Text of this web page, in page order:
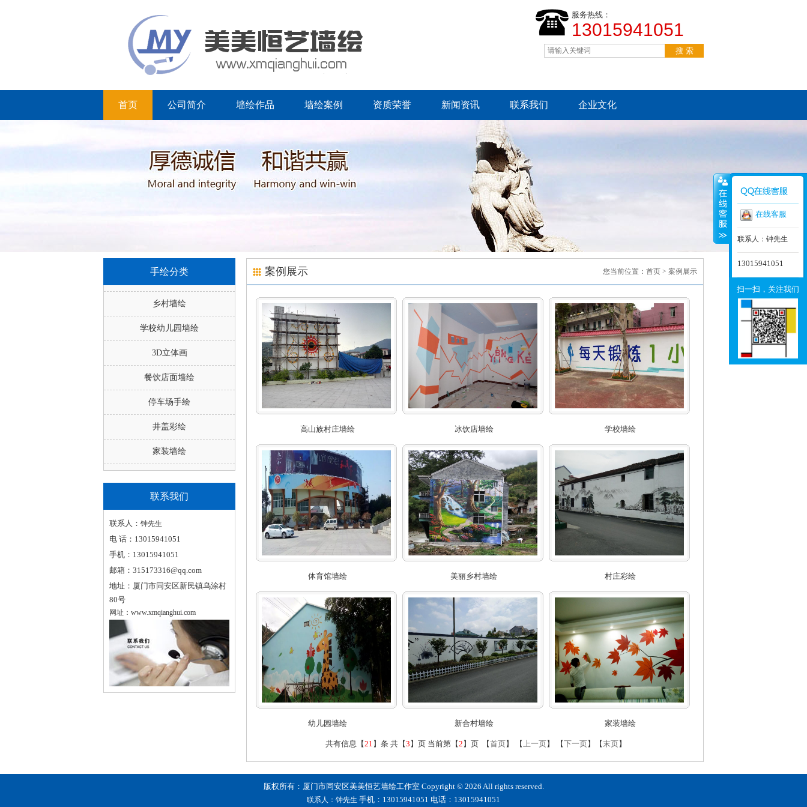
服务热线：
13015941051
首页 公司简介 墙绘作品 墙绘案例 资质荣誉 新闻资讯 联系我们 企业文化
手绘分类
乡村墙绘
学校幼儿园墙绘
3D立体画
餐饮店面墙绘
停车场手绘
井盖彩绘
家装墙绘
联系我们
联系人： 钟先生
电 话： 13015941051
手机： 13015941051
邮箱： 315173316@qq.com
地址： 厦门市同安区新民镇乌涂村
80号
网址： www.xmqianghui.com
您当前位置： 首页 > 案例展示
案例展示
高山族村庄墙绘 冰饮店墙绘 学校墙绘
体育馆墙绘 美丽乡村墙绘 村庄彩绘
幼儿园墙绘 新合村墙绘 家装墙绘
共有信息【21 】条 共【3 】页 当前第【2 】页 【首页】 【上一页】 【下一页】【末页】
版权所有：厦门市同安区美美恒艺墙绘工作室 Copyright © 2026 All rights reserved.
联系人：钟先生 手机：13015941051 电话： 13015941051
在线客服
联系人：钟先生
13015941051
扫一扫，关注我们